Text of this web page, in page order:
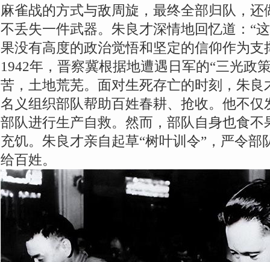
麻雀战的方式与敌周旋，最终全部归队，
不丢失一件武器。朱良才深情地回忆道：“
果没有高度的政治觉悟和坚定的信仰作为支
1942年，晋察冀根据地遭遇日军的“三光政
苦，土地荒芜。面对生死存亡的时刻，朱
名义组织部队帮助百姓春耕、抢收。他不
部队进行生产自救。然而，部队自身也食
充饥。朱良才亲自起草“树叶训令”，严令部
给百姓。